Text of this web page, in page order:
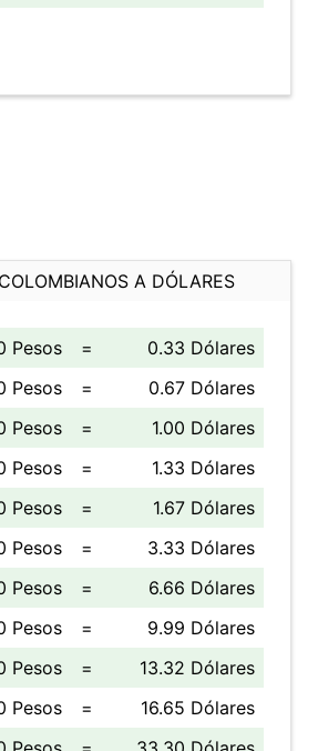
A DÓLARES
Pesos =
0.33 Dólares
Pesos
=
0.67 Dólares
Pesos
=
1.00 Dólares
Pesos
=
1.33 Dólares
Pesos
=
1.67 Dólares
Pesos
=
3.33 Dólares
Pesos
=
6.66 Dólares
Pesos
=
9.99 Dólares
Pesos
=
13.32 Dólares
Pesos
=
16.65 Dólares